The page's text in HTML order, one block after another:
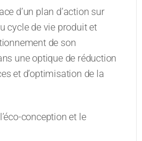
d’un plan d’action sur
cycle de vie produit et
de son
une optique de réduction
et d’optimisation de la
conception et le